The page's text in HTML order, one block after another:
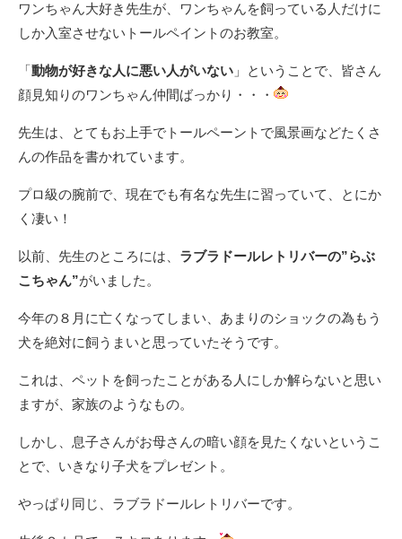
ワンちゃん大好き先生が、ワンちゃんを飼っている人だけに
しか入室させないトールペイントのお教室。
「動物が好きな人に悪い人がいない 」ということで、皆さん
顔見知りのワンちゃん仲間ばっかり・・・
先生は、とてもお上手でトールペーントで風景画などたくさ
んの作品を書かれています。
プロ級の腕前で、現在でも有名な先生に習っていて、とにか
く凄い！
以前、先生のところには、 ラブラドールレトリバーの”らぶ
こちゃん”がいました。
今年の８月に亡くなってしまい、あまりのショックの為もう
犬を絶対に飼うまいと思っていたそうです。
これは、ペットを飼ったことがある人にしか解らないと思い
ますが、家族のようなもの。
しかし、息子さんがお母さんの暗い顔を見たくないというこ
とで、いきなり子犬をプレゼント。
やっぱり同じ、ラブラドールレトリバーです。